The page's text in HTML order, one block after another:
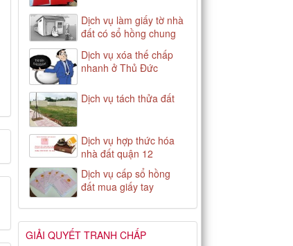
Dịch vụ làm giấy tờ nhà
đất có sổ hồng chung
Dịch vụ xóa thế chấp
nhanh ở Thủ Đức
Dịch vụ tách thửa đất
Dịch vụ hợp thức hóa
nhà đất quận 12
Dịch vụ cấp sổ hồng
đất mua giấy tay
GIẢI QUYẾT TRANH CHẤP